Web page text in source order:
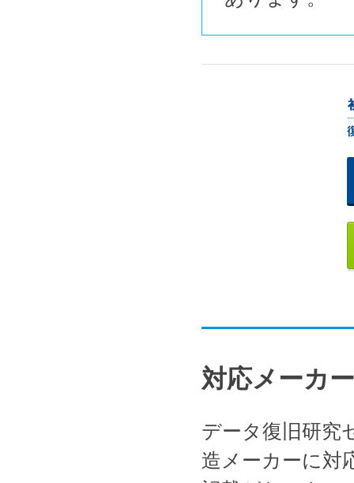
対応メーカ
データ復旧研究
造メーカーに対